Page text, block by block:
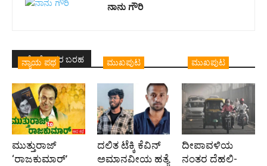
ನಾನು ಗೌರಿ
ಇದೇ ಲೇಖಕರ ಬರಹ
ನ್ಯಾಯ ಪಥ
ಮುತ್ತುರಾಜ್
‘ರಾಜಕುಮಾರ್‍’
ಮುಖಪುಟ
ದಲಿತ ಟೆಕ್ಕಿ ಕೆವಿನ್
ಅಮಾನವೀಯ ಹತ್ಯೆ
ಮುಖಪುಟ
ದೀಪಾವಳಿಯ
ನಂತರ ದೆಹಲಿ-